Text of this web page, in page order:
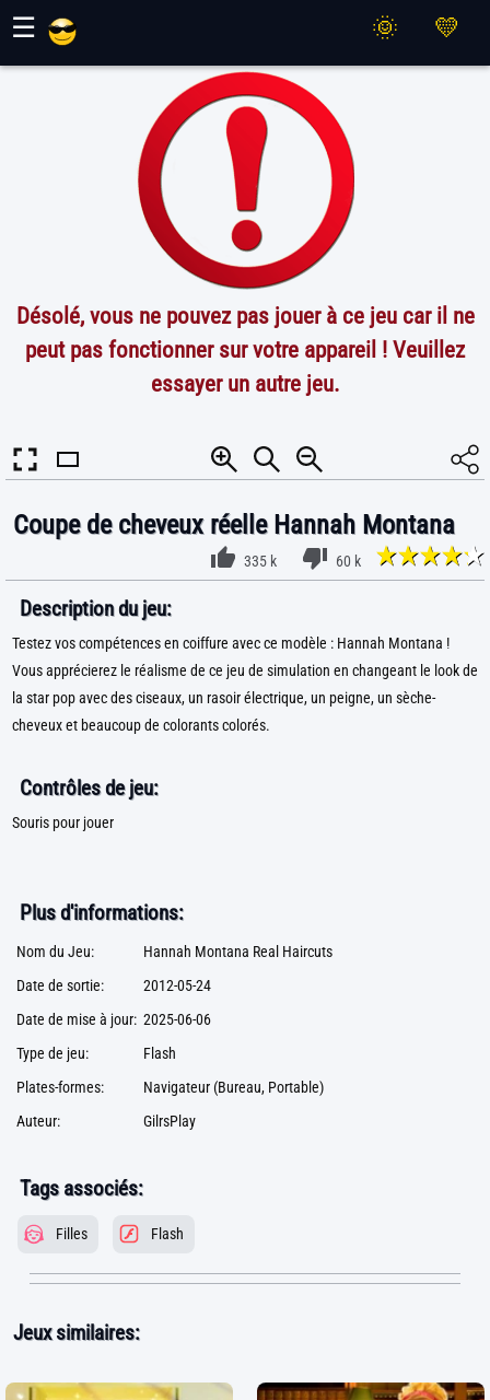
☰
Désolé, vous ne pouvez pas jouer à ce jeu car il ne
peut pas fonctionner sur votre appareil ! Veuillez
essayer un autre jeu.
Coupe de cheveux réelle Hannah Montana
335 k 60 k
Description du jeu:
Testez vos compétences en coiffure avec ce modèle : Hannah Montana !
Vous apprécierez le réalisme de ce jeu de simulation en changeant le look de
la star pop avec des ciseaux, un rasoir électrique, un peigne, un sèche-
cheveux et beaucoup de colorants colorés.
Contrôles de jeu:
Souris pour jouer
Plus d'informations:
Nom du Jeu:
Hannah Montana Real Haircuts
Date de sortie:
2012-05-24
Date de mise à jour: 2025-06-06
Type de jeu:
Flash
Plates-formes:
Navigateur (Bureau, Portable)
Auteur:
GilrsPlay
Tags associés:
Filles Flash
Jeux similaires: